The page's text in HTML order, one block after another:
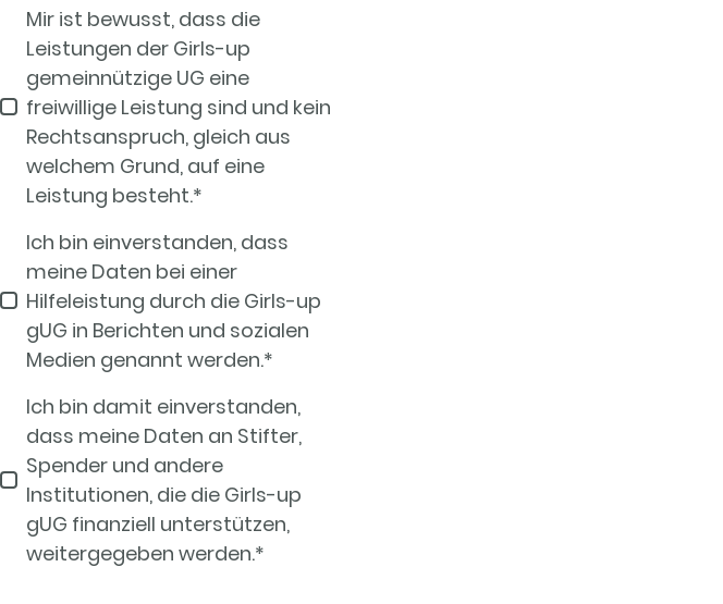
Mir ist bewusst, dass die
Leistungen der Girls-up
gemeinnützige UG eine
freiwillige Leistung sind und kein
Rechtsanspruch, gleich aus
welchem Grund, auf eine
Leistung besteht.*
Ich bin einverstanden, dass
meine Daten bei einer
Hilfeleistung durch die Girls-up
gUG in Berichten und sozialen
Medien genannt werden.*
Ich bin damit einverstanden,
dass meine Daten an Stifter,
Spender und andere
Institutionen, die die Girls-up
gUG finanziell unterstützen,
weitergegeben werden.*